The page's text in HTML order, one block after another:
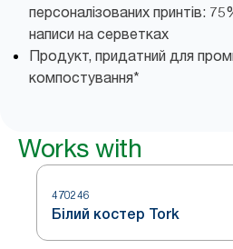
персоналізованих принтів:
написи на серветках
Продукт, придатний для
компостування*
Works with
470246
Білий костер Tork